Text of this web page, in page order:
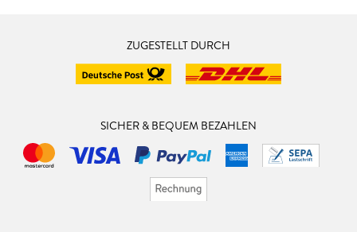
ZUGESTELLT DURCH
SICHER & BEQUEM BEZAHLEN